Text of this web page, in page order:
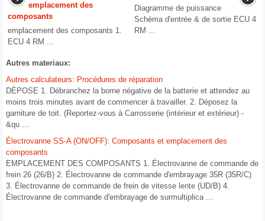
emplacement des
composants
emplacement des composants 1.
ECU 4 RM ...
Diagramme de puissance
Schéma d'entrée & de sortie ECU 4
RM ...
Autres materiaux:
Autres calculateurs: Procédures de réparation
DÉPOSE 1. Débranchez la borne négative de la batterie et attendez au
moins trois minutes avant de commencer à travailler. 2. Déposez la
garniture de toit. (Reportez-vous à Carrosserie (intérieur et extérieur) -
&qu ...
Électrovanne SS-A (ON/OFF): Composants et emplacement des
composants
EMPLACEMENT DES COMPOSANTS 1. Électrovanne de commande de
frein 26 (26/B) 2. Électrovanne de commande d'embrayage 35R (35R/C)
3. Électrovanne de commande de frein de vitesse lente (UD/B) 4.
Électrovanne de commande d'embrayage de surmultiplica ...